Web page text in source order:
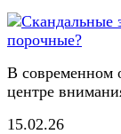
В современном
центре
15.02.26